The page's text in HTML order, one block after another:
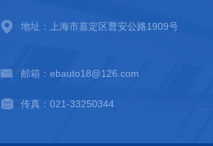
地址：上海市嘉定区曹安公路1909号
邮箱：ebauto18@126.com
传真：021-33250344